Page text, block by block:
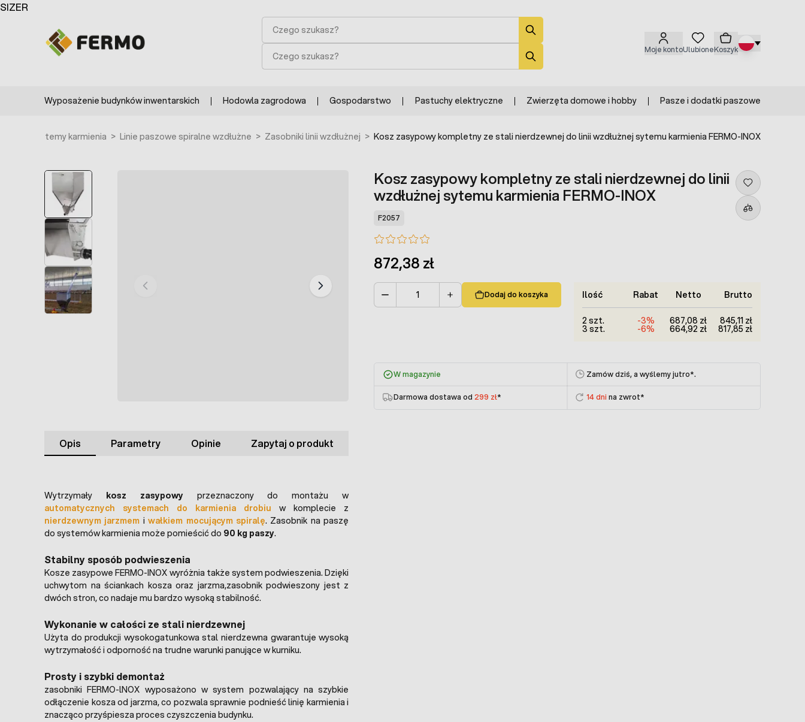
Przejdź do treści
Moje kontoUlubioneKoszyk
Szukaj
Szukaj
Wyposażenie budynków inwentarskich Hodowla zagrodowa Gospodarstwo Pastuchy elektryczne Zwierzęta domowe i hobby Pasze i dodatki paszowe
Systemy karmienia > Linie paszowe spiralne wzdłużne > Zasobniki linii wzdłużnej > Kosz zasypowy kompletny ze stali nierdzewnej do linii wzdłużnej sytemu karmienia FERMO-INOX
Kosz zasypowy kompletny ze stali nierdzewnej do linii
wzdłużnej sytemu karmienia FERMO-INOX
F2057
872,38 zł
Dodaj do koszyka Ilość Rabat Netto Brutto
2 szt. -3% 687,08 zł 845,11 zł
3 szt. -6% 664,92 zł 817,85 zł
W magazynie Zamów dziś, a wyślemy jutro*.
Darmowa dostawa od 299 zł* 14 dni na zwrot*
Opis Parametry Opinie Zapytaj o produkt
Wytrzymały kosz zasypowyprzeznaczony do montażu w
automatycznych systemach do karmienia drobiu w komplecie z
nierdzewnym jarzmem iwałkiem mocującym spiralę. Zasobnik na paszę
do systemów karmienia może pomieścić do 90 kg paszy.
Stabilny sposób podwieszenia
Kosze zasypowe FERMO-INOX wyróżnia także system podwieszenia. Dzięki
uchwytom na ściankach kosza oraz jarzma,zasobnik podwieszony jest z
dwóch stron, co nadaje mu bardzo wysoką stabilność.
Wykonanie w całości ze stali nierdzewnej
Użyta do produkcji wysokogatunkowa stal nierdzewna gwarantuje wysoką
wytrzymałość i odporność na trudne warunki panujące w kurniku.
Prosty i szybki demontaż
zasobniki FERMO-lNOX wyposażono w system pozwalający na szybkie
odłączenie kosza od jarzma, co pozwala sprawnie podnieść linię karmienia i
znacząco przyśpiesza proces czyszczenia budynku.
SIZER